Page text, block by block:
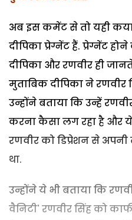
अब इस कमेंट से तो यही
दीपिका प्रेग्नेंट हैं. प्रेग्नेंट
दीपिका और रणवीर ही
मुताबिक दीपिका ने रणवीर
उन्होंने बताया कि उन्हें
करना कैसा लग रहा है और
रणवीर को डिप्रेशन से
था.
उन्होंने ये भी बताया कि
वैनिटी' रणवीर सिंह को